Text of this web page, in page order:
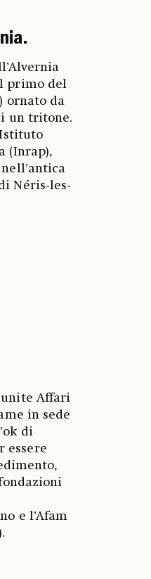
primo del
ornato da
un tritone.
(Inrap),
Néris-les-
Affari
in sede
di
essere
e l’Afam